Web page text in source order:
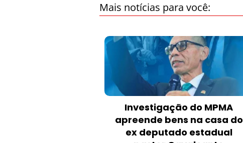
Mais notícias para você:
Investigação do MPMA
apreende bens na casa do
ex deputado estadual